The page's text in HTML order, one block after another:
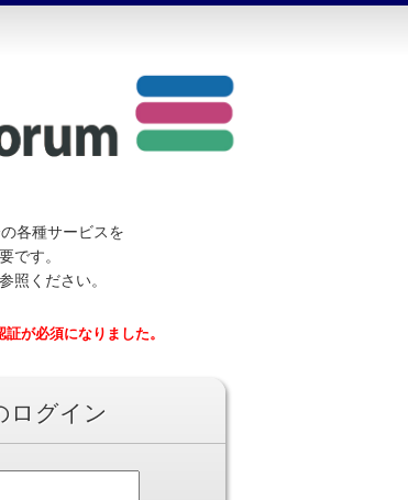
各種サービスを
です。
照ください。
が必須になりました。
ログイン